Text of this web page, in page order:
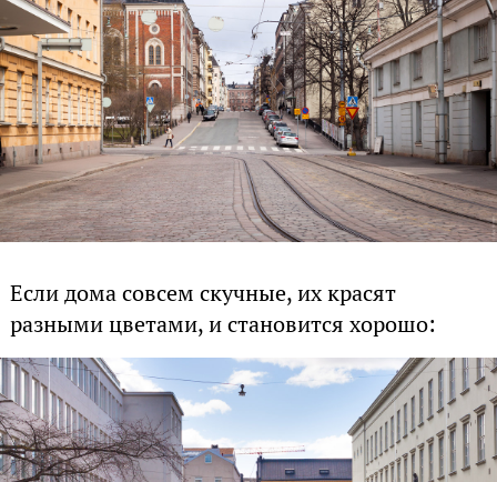
Если дома совсем скучные, их красят
разными цветами, и становится хорошо: